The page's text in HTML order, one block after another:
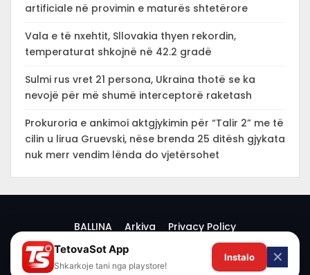
artificiale në provimin e maturës shtetërore
Vala e të nxehtit, Sllovakia thyen rekordin,
temperaturat shkojnë në 42.2 gradë
Sulmi rus vret 21 persona, Ukraina thotë se ka
nevojë për më shumë interceptorë raketash
Prokuroria e ankimoi aktgjykimin për “Talir 2” me të
cilin u lirua Gruevski, nëse brenda 25 ditësh gjykata
nuk merr vendim lënda do vjetërsohet
BALLINA Arkiva Privacy Policy
© 2026 -
TetovaSot App
Shkarkoje tani nga playstore!
Instalo ✕